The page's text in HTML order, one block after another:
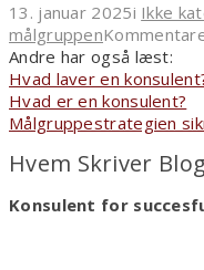
13. januar 2025i Ikke
målgruppen
Andre har også læst:
Hvad laver en
Hvad er en konsulent?
Målgruppestrategien
Hvem Skriver
Konsulent for